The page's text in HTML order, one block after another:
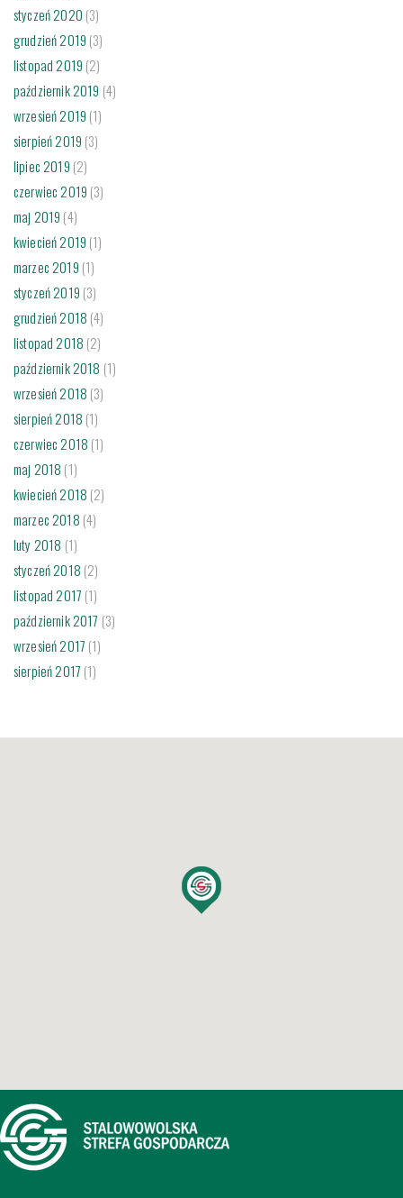
styczeń 2020 (3)
grudzień 2019 (3)
listopad 2019 (2)
październik 2019 (4)
wrzesień 2019 (1)
sierpień 2019 (3)
lipiec 2019 (2)
czerwiec 2019 (3)
maj 2019 (4)
kwiecień 2019 (1)
marzec 2019 (1)
styczeń 2019 (3)
grudzień 2018 (4)
listopad 2018 (2)
październik 2018 (1)
wrzesień 2018 (3)
sierpień 2018 (1)
czerwiec 2018 (1)
maj 2018 (1)
kwiecień 2018 (2)
marzec 2018 (4)
luty 2018 (1)
styczeń 2018 (2)
listopad 2017 (1)
październik 2017 (3)
wrzesień 2017 (1)
sierpień 2017 (1)